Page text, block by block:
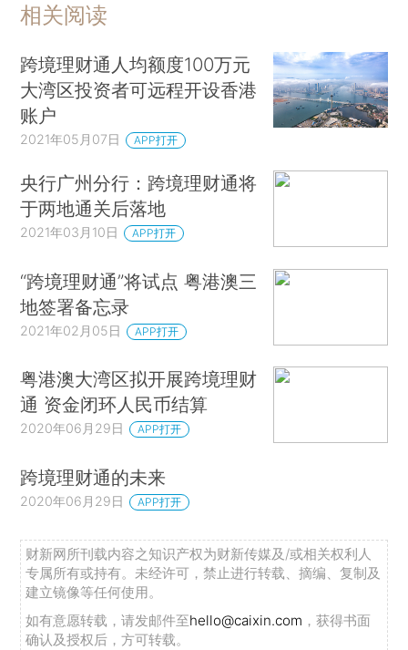
相关阅读
跨境理财通人均额度100万元
大湾区投资者可远程开设香港
账户
2021年05月07日 APP打开
央行广州分行：跨境理财通将
于两地通关后落地
2021年03月10日 APP打开
“跨境理财通”将试点 粤港澳三
地签署备忘录
2021年02月05日 APP打开
粤港澳大湾区拟开展跨境理财
通 资金闭环人民币结算
2020年06月29日 APP打开
跨境理财通的未来
2020年06月29日 APP打开
财新网所刊载内容之知识产权为财新传媒及/或相关权利人
专属所有或持有。未经许可，禁止进行转载、摘编、复制及
建立镜像等任何使用。
如有意愿转载，请发邮件至hello@caixin.com ，获得书面
确认及授权后，方可转载。